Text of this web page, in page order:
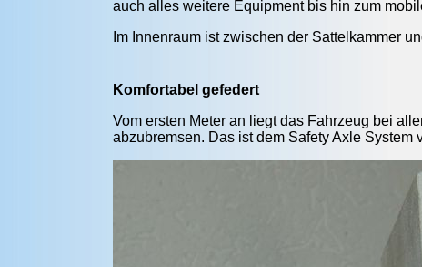
auch alles weitere Equipment bis hin zum
Im Innenraum ist zwischen der Sattelkammer
Komfortabel gefedert
Vom ersten Meter an liegt das Fahrzeug bei
abzubremsen. Das ist dem Safety Axle